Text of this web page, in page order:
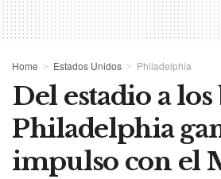
Home Estados Unidos Philadelphia
Del estadio a
Philadelphia
impulso con el